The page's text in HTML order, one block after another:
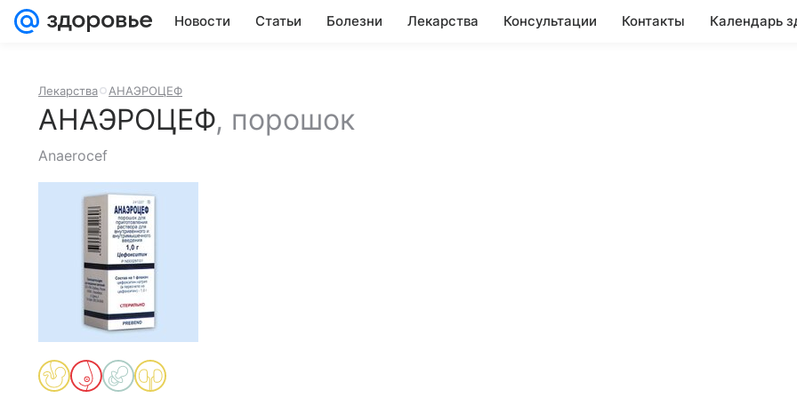
Новости Статьи Болезни Лекарства Консультации Контакты Календарь
Лекарства АНАЭРОЦЕФ
АНАЭРОЦЕФ, порошок
Anaerocef